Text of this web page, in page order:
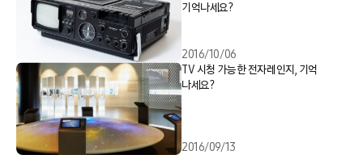
기억나세요?
2016/10/06
TV 시청 가능한 전자레인지, 기억
나세요?
2016/09/13